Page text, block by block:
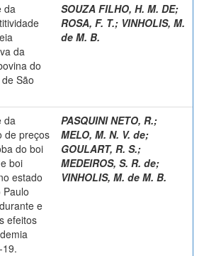
da
da
do
São
SOUZA FILHO, H. M. DE;
ROSA, F. T.; VINHOLIS, M.
de M. B.
da
de preços
do boi
boi
estado
Paulo
e
efeitos
19.
PASQUINI NETO, R.;
MELO, M. N. V. de;
GOULART, R. S.;
MEDEIROS, S. R. de;
VINHOLIS, M. de M. B.